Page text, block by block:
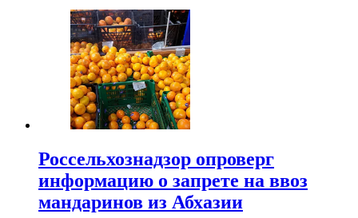
Россельхознадзор опроверг
информацию о запрете на ввоз
мандаринов из Абхазии